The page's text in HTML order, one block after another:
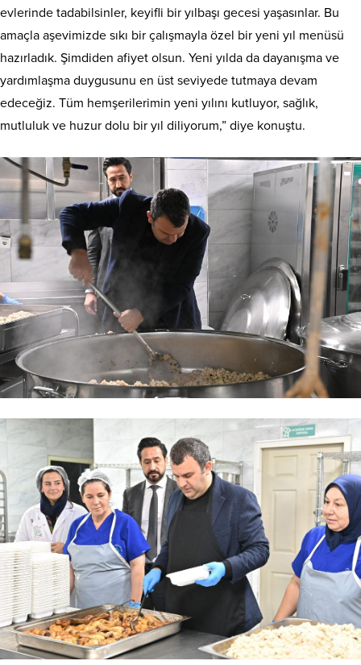
evlerinde tadabilsinler, keyifli bir yılbaşı gecesi yaşasınlar. Bu
amaçla aşevimizde sıkı bir çalışmayla özel bir yeni yıl menüsü
hazırladık. Şimdiden afiyet olsun. Yeni yılda da dayanışma ve
yardımlaşma duygusunu en üst seviyede tutmaya devam
edeceğiz. Tüm hemşerilerimin yeni yılını kutluyor, sağlık,
mutluluk ve huzur dolu bir yıl diliyorum,” diye konuştu.